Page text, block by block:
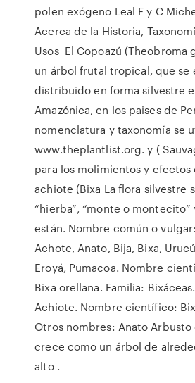
polen exógeno Leal F y C
Acerca de la Historia,
Usos El Copoazú (Theobroma
un árbol frutal tropical, que se
distribuido en forma silvestre
Amazónica, en los paises de
nomenclatura y taxonomía se
www.theplantlist.org. y (
para los molimientos y efectos
achiote (Bixa La flora silvestre
“hierba”, “monte o montecito”
están. Nombre común o
Achote, Anato, Bija, Bixa,
Eroyá, Pumacoa. Nombre
Bixa orellana. Familia:
Achiote. Nombre científico:
Otros nombres: Anato Arbusto
crece como un árbol de
alto .